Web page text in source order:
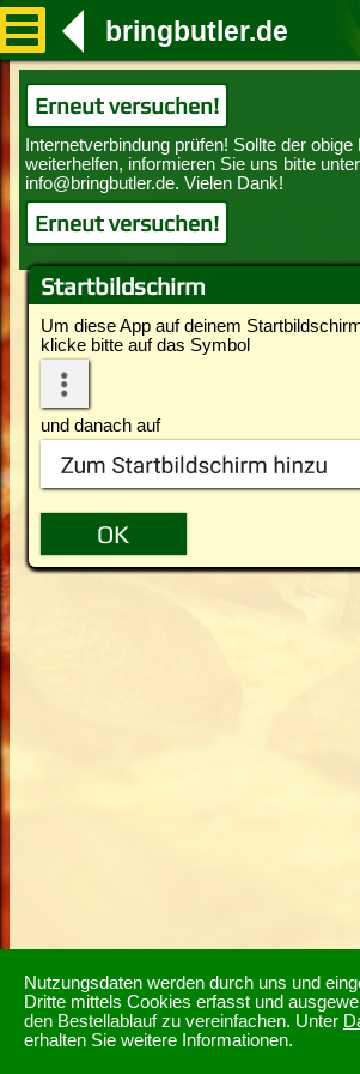
Nutzungsdaten werden durch uns und
Dritte mittels Cookies erfasst und
den Bestellablauf zu vereinfachen. Unter
erhalten Sie weitere Informationen.
Startbildschirm
Um diese App auf deinem
klicke bitte auf das Symbol
und danach auf
bringbutler.de
Erneut versuchen!
Erneut versuchen!